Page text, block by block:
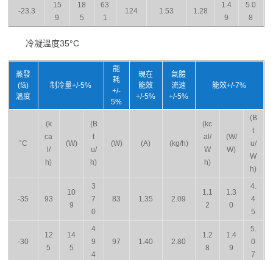
-23.3
15
9
18
5
63
1
124 1.53 1.28
1.4
9
5.0
8
冷凝溫度35°C
蒸發
(fā)
溫度
制冷量+/-5%
能
耗
+/-
5%
現在
能效
+/-5%
氣體
流速
+/-5%
能效+/-7%
°C
(k
ca
l/
h)
(W)
(B
t
u/
h)
(W) (A) (kg/h)
(kc
al/
W
h)
(W/
W)
(B
t
u/
W
h)
-35 93
10
9
3
7
0
83 1.35 2.09
1.1
2
1.3
0
4.
4
5
-30
12
5
14
5
4
9
4
97 1.40 2.80
1.2
8
1.4
9
5.
0
7